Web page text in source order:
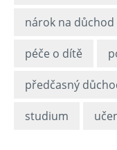
nárok na důchod
péče o dítě
předčasný
studium